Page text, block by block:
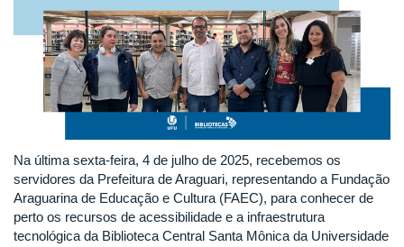
Na última sexta-feira, 4 de julho de 2025, recebemos os
servidores da Prefeitura de Araguari, representando a Fundação
Araguarina de Educação e Cultura (FAEC), para conhecer de
perto os recursos de acessibilidade e a infraestrutura
tecnológica da Biblioteca Central Santa Mônica da Universidade